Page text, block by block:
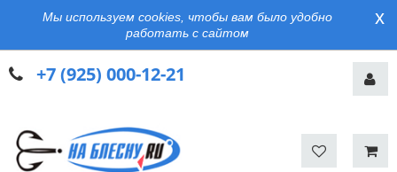
Мы используем cookies, чтобы вам было удобно
работать с сайтом
x
+7 (925) 000-12-21